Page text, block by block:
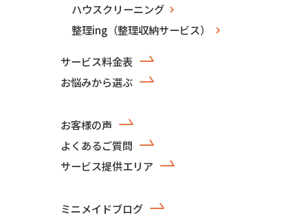
ハウスクリーニング
整理ing（整理収納サービス）
サービス料金表
お悩みから選ぶ
お客様の声
よくあるご質問
サービス提供エリア
ミニメイドブログ